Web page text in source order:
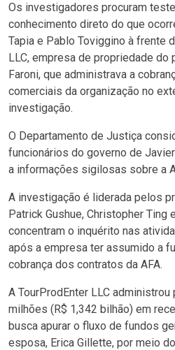
Os investigadores procuram
conhecimento direto do que
Tapia e Pablo Toviggino à frente
LLC, empresa de propriedade do
Faroni, que administrava a
comerciais da organização no
investigação.
O Departamento de Justiça
funcionários do governo de
a informações sigilosas sobre a
A investigação é liderada pelos
Patrick Gushue, Christopher Ting
concentram o inquérito nas
após a empresa ter assumido a
cobrança dos contratos da AFA.
A TourProdEnter LLC
milhões (R$ 1,342 bilhão) em
busca apurar o fluxo de fundos
esposa, Erica Gillette, por meio